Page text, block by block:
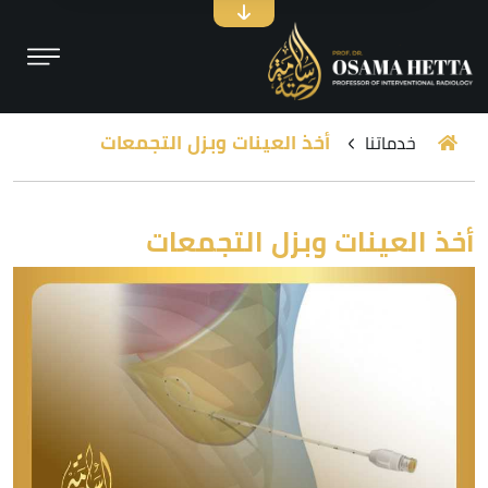
خدماتنا أخذ العينات وبزل التجمعات
أخذ العينات وبزل التجمعات